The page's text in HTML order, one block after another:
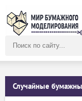
сайту
Случайные